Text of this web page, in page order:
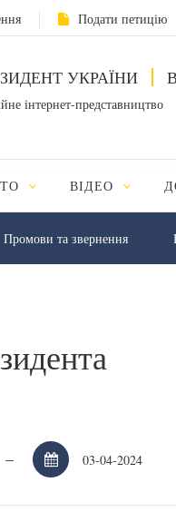
Подати петицію
УКРАЇНИ
інтернет-представництво
ВІДЕО
Промови та звернення
–